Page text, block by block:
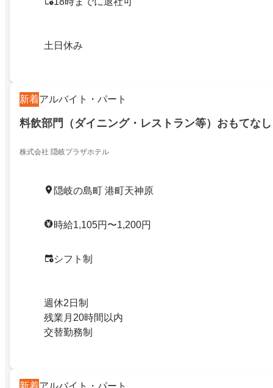
土日休み
新着アルバイト・パート
料飲部門（ダイニング・レストラン等）おもてな
株式会社 隠岐プラザホテル
隠岐の島町 港町天神原
時給1,105円〜1,200円
シフト制
週休2日制
残業月20時間以内
交替勤務制
新着アルバイト・パート